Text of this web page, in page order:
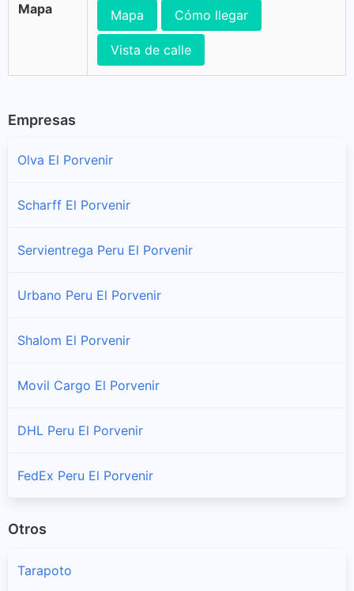
Mapa Mapa Cómo llegar
Vista de calle
Empresas
Olva El Porvenir
Scharff El Porvenir
Servientrega Peru El Porvenir
Urbano Peru El Porvenir
Shalom El Porvenir
Movil Cargo El Porvenir
DHL Peru El Porvenir
FedEx Peru El Porvenir
Otros
Tarapoto